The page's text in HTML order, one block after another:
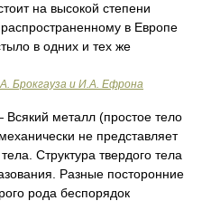
на высокой степени
в Европе
в одних и тех же
Брокгауза и И.А. Ефрона
металл (простое тело
не представляет
Структура твердого тела
Разные посторонние
рода беспорядок